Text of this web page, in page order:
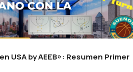
USA by AEEB»: Resumen Primer